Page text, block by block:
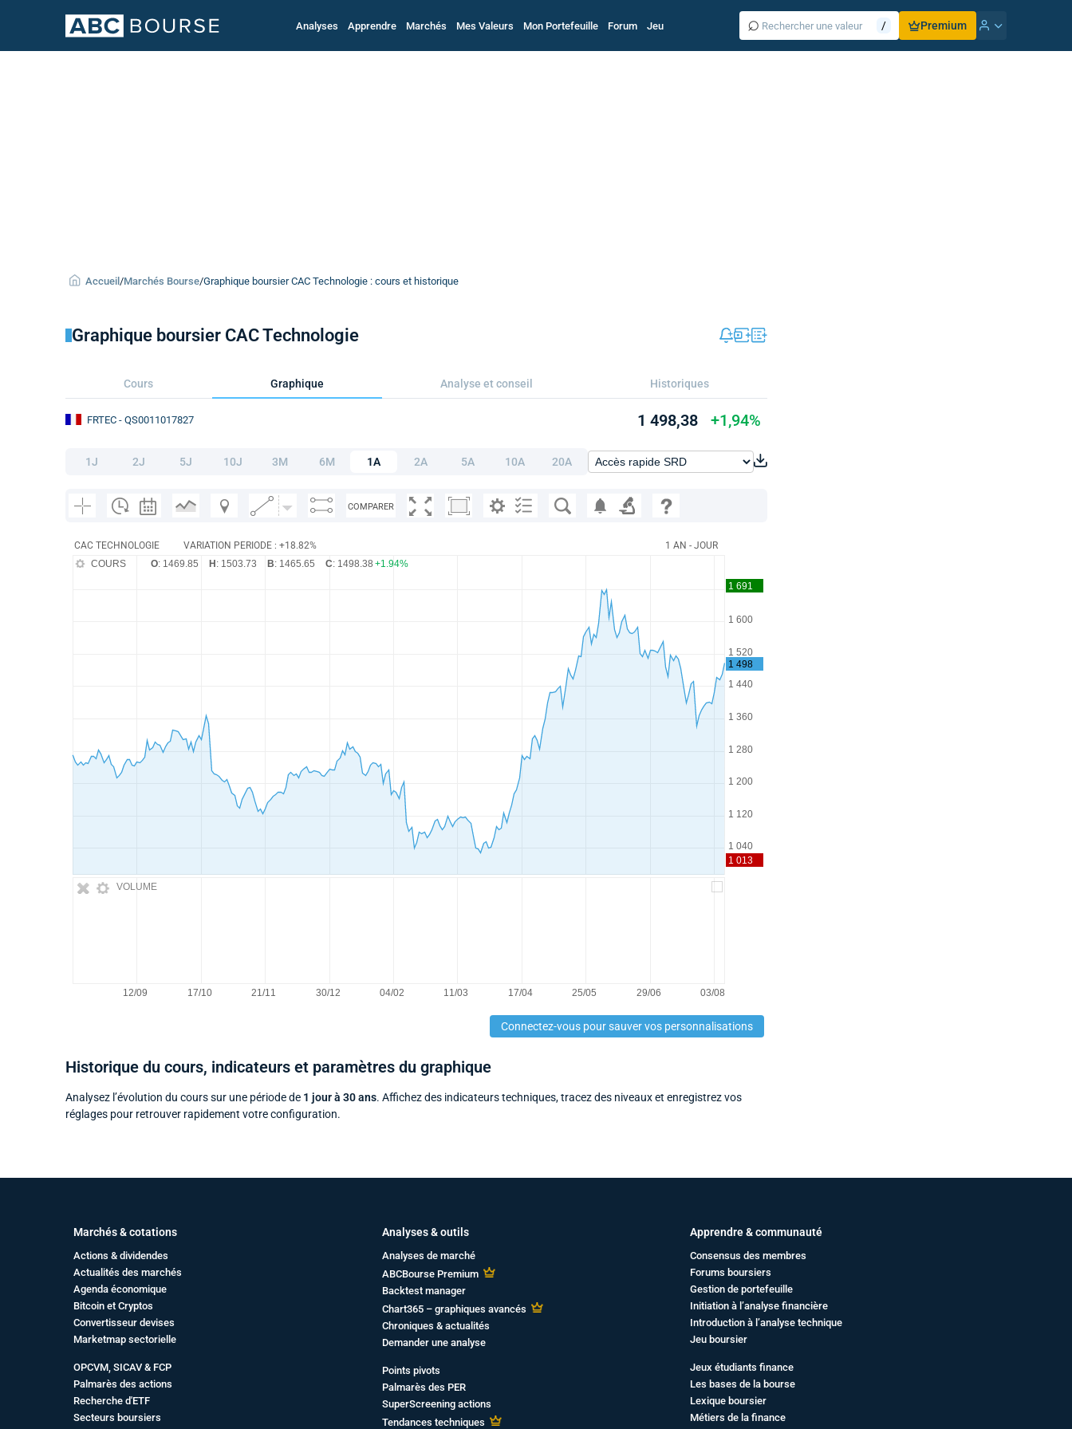
Analyses Apprendre Marchés Mes Valeurs Mon Portefeuille Forum Jeu ⌕ / Premium
Accueil /Marchés Bourse/Graphique boursier CAC Technologie : cours et historique
Graphique boursier CAC Technologie
Cours Graphique Analyse et conseil Historiques
FRTEC - QS0011017827 1 498,38 +1,94%
1J 2J 5J 10J 3M 6M 1A 2A 5A 10A 20A
COMPARER
CAC TECHNOLOGIE VARIATION PERIODE : +18.82% 1 AN - JOUR
VOLUME
COURS O: 1469.85 H : 1503.73 B: 1465.65 C: 1498.38 +1.94%
Connectez-vous pour sauver vos personnalisations
Historique du cours, indicateurs et paramètres du graphique
Analysez l’évolution du cours sur une période de 1 jour à 30 ans. Affichez des indicateurs techniques, tracez des niveaux et enregistrez vos
réglages pour retrouver rapidement votre configuration.
Marchés & cotations
Actions & dividendes
Actualités des marchés
Agenda économique
Bitcoin et Cryptos
Convertisseur devises
Marketmap sectorielle
OPCVM, SICAV & FCP
Palmarès des actions
Recherche d'ETF
Secteurs boursiers
Analyses & outils
Analyses de marché
ABCBourse Premium
Backtest manager
Chart365 – graphiques avancés
Chroniques & actualités
Demander une analyse
Points pivots
Palmarès des PER
SuperScreening actions
Tendances techniques
Apprendre & communauté
Consensus des membres
Forums boursiers
Gestion de portefeuille
Initiation à l’analyse financière
Introduction à l’analyse technique
Jeu boursier
Jeux étudiants finance
Les bases de la bourse
Lexique boursier
Métiers de la finance